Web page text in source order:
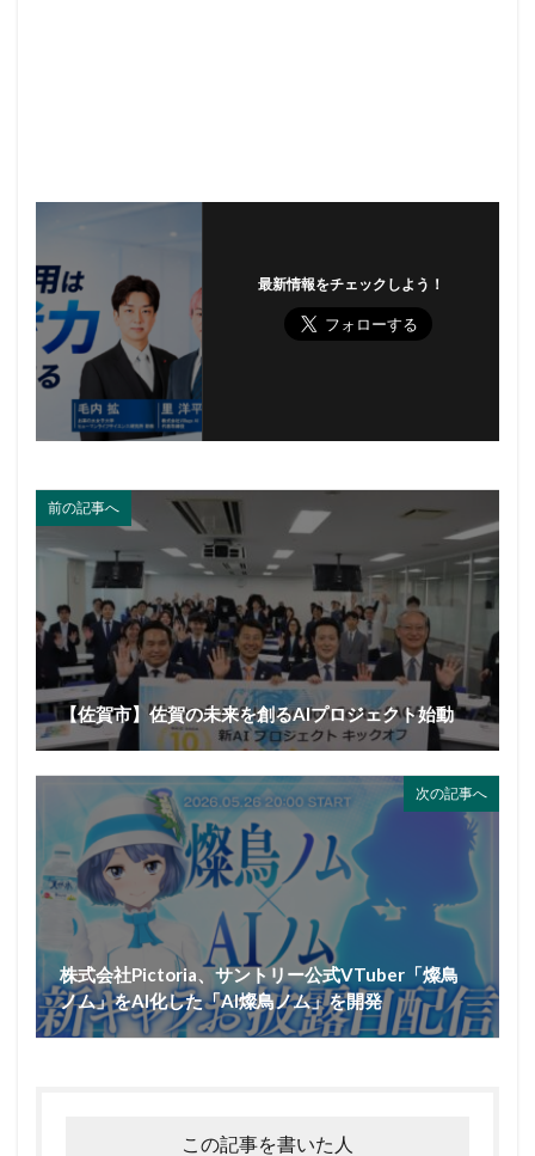
最新情報をチェックしよう！
前の記事へ
【佐賀市】佐賀の未来を創るAIプロジェクト始動
次の記事へ
株式会社Pictoria、サントリー公式VTuber「燦鳥
ノム」をAI化した「AI燦鳥ノム」を開発
この記事を書いた人